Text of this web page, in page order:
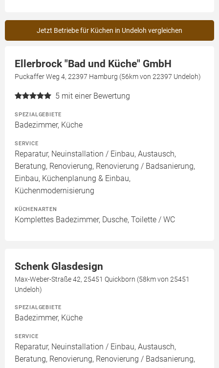
Jetzt Betriebe für Küchen in Undeloh vergleichen
Ellerbrock "Bad und Küche" GmbH
Puckaffer Weg 4, 22397 Hamburg (56km von 22397 Undeloh)
5 mit einer Bewertung
SPEZIALGEBIETE
Badezimmer, Küche
SERVICE
Reparatur, Neuinstallation / Einbau, Austausch,
Beratung, Renovierung, Renovierung / Badsanierung,
Einbau, Küchenplanung & Einbau,
Küchenmodernisierung
KÜCHENARTEN
Komplettes Badezimmer, Dusche, Toilette / WC
Schenk Glasdesign
Max-Weber-Straße 42, 25451 Quickborn (58km von 25451
Undeloh)
SPEZIALGEBIETE
Badezimmer, Küche
SERVICE
Reparatur, Neuinstallation / Einbau, Austausch,
Beratung, Renovierung, Renovierung / Badsanierung,